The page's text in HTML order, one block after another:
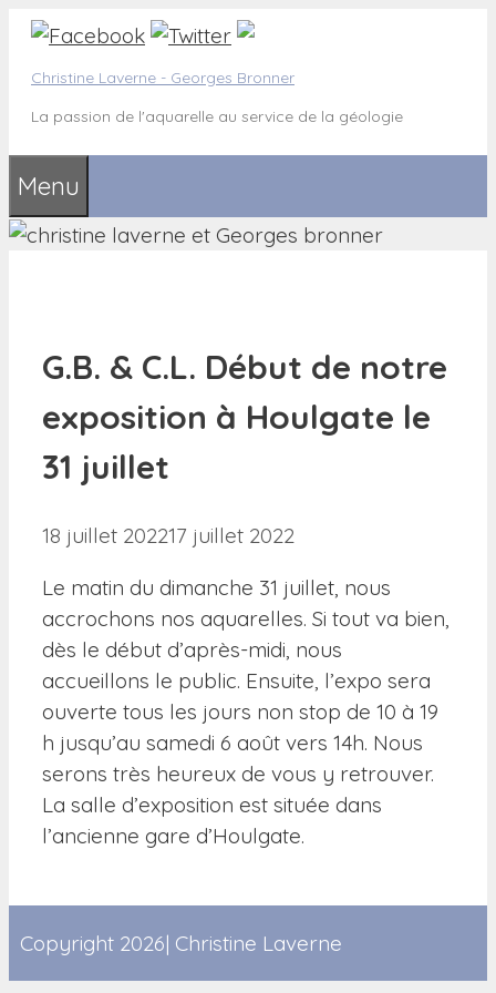
Aller
contenu
Christine Laverne - Georges Bronner
La passion de l'aquarelle au service de la géologie
Menu
G.B. & C.L. Début de notre
exposition à Houlgate le
31 juillet
18 juillet 202217 juillet 2022
Le matin du dimanche 31 juillet, nous
accrochons nos aquarelles. Si tout va bien,
dès le début d’après-midi, nous
accueillons le public. Ensuite, l’expo sera
ouverte tous les jours non stop de 10 à 19
h jusqu’au samedi 6 août vers 14h. Nous
serons très heureux de vous y retrouver.
La salle d’exposition est située dans
l’ancienne gare d’Houlgate.
Copyright 2026| Christine Laverne